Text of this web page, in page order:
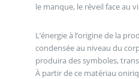
le manque, le réveil face au
L’énergie à l’origine de la
condensée au niveau du
produira des symboles,
À partir de ce matériau